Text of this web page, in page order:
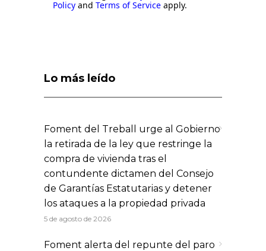
Policy and Terms of Service apply.
Lo más leído
Foment del Treball urge al Gobierno
la retirada de la ley que restringe la
compra de vivienda tras el
contundente dictamen del Consejo
de Garantías Estatutarias y detener
los ataques a la propiedad privada
5 de agosto de 2026
Foment alerta del repunte del paro